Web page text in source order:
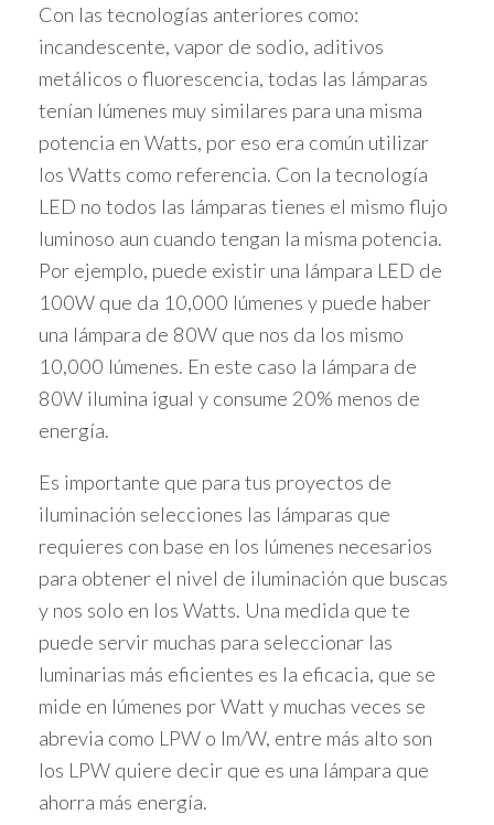
Con las tecnologías anteriores como:
incandescente, vapor de sodio, aditivos
metálicos o fluorescencia, todas las lámparas
tenían lúmenes muy similares para una misma
potencia en Watts, por eso era común utilizar
los Watts como referencia. Con la tecnología
LED no todos las lámparas tienes el mismo flujo
luminoso aun cuando tengan la misma potencia.
Por ejemplo, puede existir una lámpara LED de
100W que da 10,000 lúmenes y puede haber
una lámpara de 80W que nos da los mismo
10,000 lúmenes. En este caso la lámpara de
80W ilumina igual y consume 20% menos de
energía.
Es importante que para tus proyectos de
iluminación selecciones las lámparas que
requieres con base en los lúmenes necesarios
para obtener el nivel de iluminación que buscas
y nos solo en los Watts. Una medida que te
puede servir muchas para seleccionar las
luminarias más eficientes es la eficacia, que se
mide en lúmenes por Watt y muchas veces se
abrevia como LPW o lm/W, entre más alto son
los LPW quiere decir que es una lámpara que
ahorra más energía.